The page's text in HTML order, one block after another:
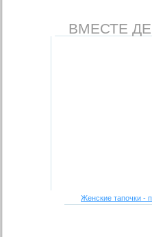
ВМЕСТЕ
Женские тапочки -